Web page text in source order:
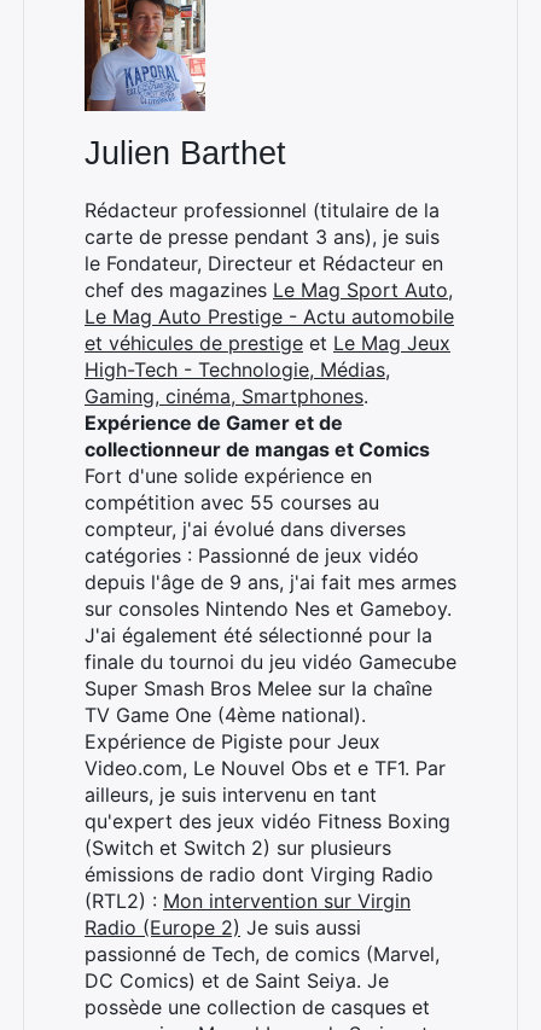
Julien Barthet
Rédacteur professionnel (titulaire de la
carte de presse pendant 3 ans), je suis
le Fondateur, Directeur et Rédacteur en
chef des magazines Le Mag Sport Auto,
Le Mag Auto Prestige - Actu automobile
et véhicules de prestige et Le Mag Jeux
High-Tech - Technologie, Médias,
Gaming, cinéma, Smartphones.
Expérience de Gamer et de
collectionneur de mangas et Comics
Fort d'une solide expérience en
compétition avec 55 courses au
compteur, j'ai évolué dans diverses
catégories : Passionné de jeux vidéo
depuis l'âge de 9 ans, j'ai fait mes armes
sur consoles Nintendo Nes et Gameboy.
J'ai également été sélectionné pour la
finale du tournoi du jeu vidéo Gamecube
Super Smash Bros Melee sur la chaîne
TV Game One (4ème national).
Expérience de Pigiste pour Jeux
Video.com, Le Nouvel Obs et e TF1. Par
ailleurs, je suis intervenu en tant
qu'expert des jeux vidéo Fitness Boxing
(Switch et Switch 2) sur plusieurs
émissions de radio dont Virging Radio
(RTL2) : Mon intervention sur Virgin
Radio (Europe 2) Je suis aussi
passionné de Tech, de comics (Marvel,
DC Comics) et de Saint Seiya. Je
possède une collection de casques et